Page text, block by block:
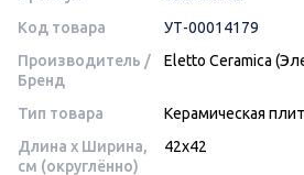
Код товара
УТ-00014179
Производитель /
Бренд
Eletto Ceramica
Тип товара
Керамическая
Длина x Ширина,
см (округлённо)
42x42